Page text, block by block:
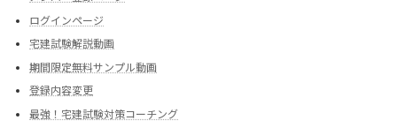
ログインページ
宅建試験解説動画
期間限定無料サンプル動画
登録内容変更
最強！宅建試験対策コーチング